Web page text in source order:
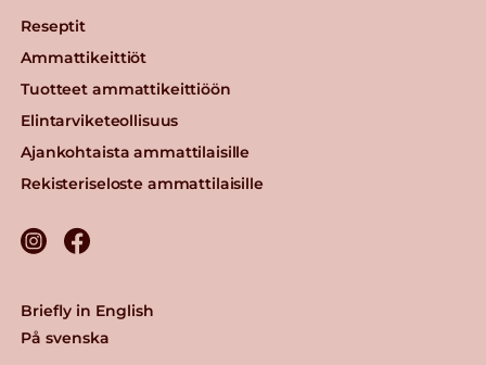
Reseptit
Ammattikeittiöt
Tuotteet ammattikeittiöön
Elintarviketeollisuus
Ajankohtaista ammattilaisille
Rekisteriseloste ammattilaisille
Briefly in English
På svenska